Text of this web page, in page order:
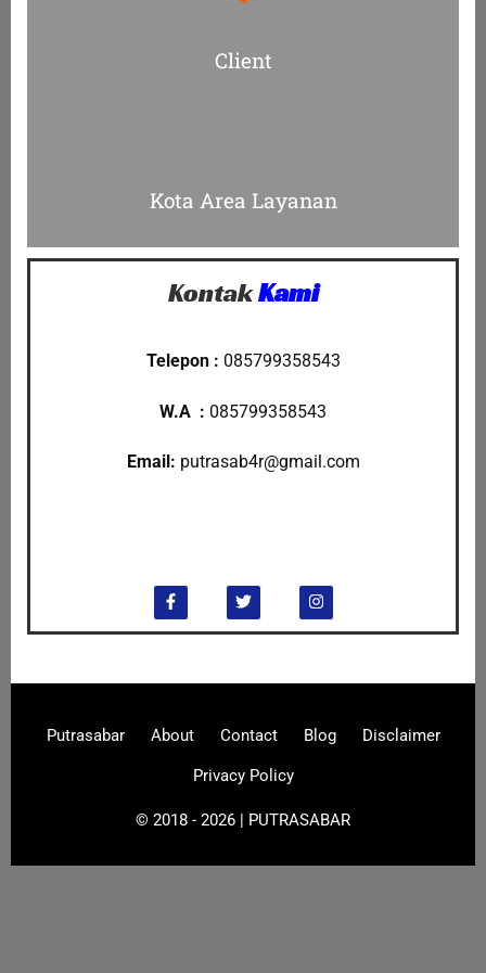
Client
Kota Area Layanan
KontakKami
Telepon : 085799358543
W.A : 085799358543
Email: putrasab4r@gmail.com
Putrasabar About Contact Blog Disclaimer
Privacy Policy
© 2018 - 2026 | PUTRASABAR